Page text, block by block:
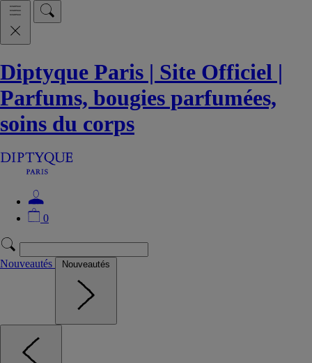
Diptyque Paris | Site Officiel |
Parfums, bougies parfumées,
soins du corps
0
Nouveautés Nouveautés